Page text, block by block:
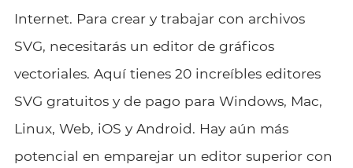
Internet. Para crear y trabajar con archivos
SVG, necesitarás un editor de gráficos
vectoriales. Aquí tienes 20 increíbles editores
SVG gratuitos y de pago para Windows, Mac,
Linux, Web, iOS y Android. Hay aún más
potencial en emparejar un editor superior con